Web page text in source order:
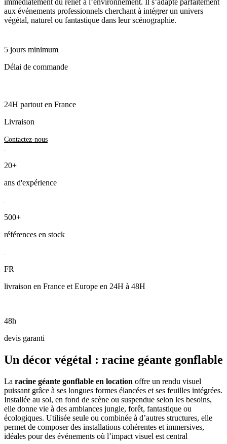
aux événements professionnels cherchant à intégrer un univers
végétal, naturel ou fantastique dans leur scénographie.
5 jours minimum
Délai de commande
24H partout en France
Livraison
Contactez-nous
20+
ans d'expérience
500+
références en stock
FR
livraison en France et Europe en 24H à 48H
48h
devis garanti
Un décor végétal : racine géante gonflable
La racine géante gonflable en location offre un rendu visuel
puissant grâce à ses longues formes élancées et ses feuilles intégrées.
Installée au sol, en fond de scène ou suspendue selon les besoins,
elle donne vie à des ambiances jungle, forêt, fantastique ou
écologiques. Utilisée seule ou combinée à d’autres structures, elle
permet de composer des installations cohérentes et immersives,
idéales pour des événements où l’impact visuel est central